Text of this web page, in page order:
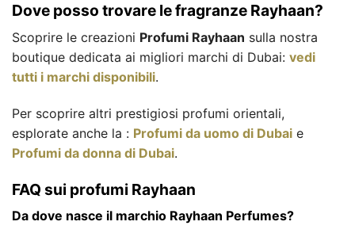
Dove posso trovare le fragranze Rayhaan?
Scoprire le creazioni Profumi Rayhaan sulla nostra
boutique dedicata ai migliori marchi di Dubai: vedi
tutti i marchi disponibili.
Per scoprire altri prestigiosi profumi orientali,
esplorate anche la : Profumi da uomo di Dubai e
Profumi da donna di Dubai.
FAQ sui profumi Rayhaan
Da dove nasce il marchio Rayhaan Perfumes?